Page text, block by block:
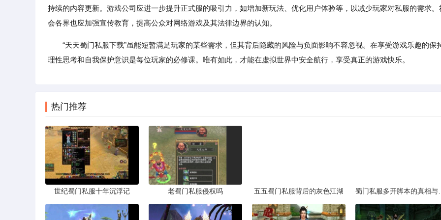
持续的内容更新。游戏公司应进一步提升正式服的吸引力，如增加新玩法、优化用户体验等，以减少玩家对私服的需求。
会各界也应加强宣传教育，提高公众对网络游戏及其法律边界的认知。
“天天蜀门私服下载”虽能短暂满足玩家的某些需求，但其背后隐藏的风险与负面影响不容忽视。在享受游戏乐趣的保
理性思考和自我保护意识是每位玩家的必修课。唯有如此，才能在虚拟世界中安全航行，享受真正的游戏快乐。
热门推荐
世纪蜀门私服十年沉浮记 老蜀门私服侵权吗 五五蜀门私服背后的灰色江湖